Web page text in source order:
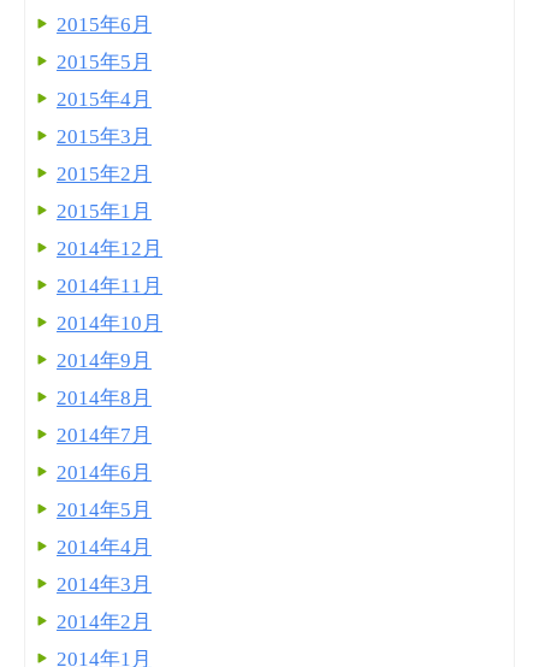
2015年6月
2015年5月
2015年4月
2015年3月
2015年2月
2015年1月
2014年12月
2014年11月
2014年10月
2014年9月
2014年8月
2014年7月
2014年6月
2014年5月
2014年4月
2014年3月
2014年2月
2014年1月